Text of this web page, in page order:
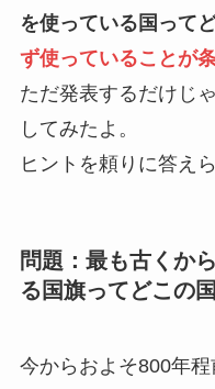
を使っている国って
ず使っていることが条
ただ発表するだけじ
してみたよ。
ヒントを頼りに答え
問題：最も古くか
る国旗ってどこの
今からおよそ800年